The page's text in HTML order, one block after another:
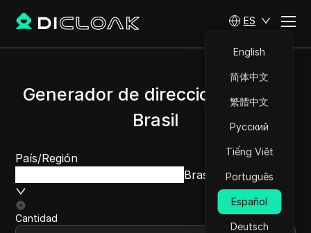
ES
English
简体中文
繁體中文
Русский
Tiếng Việt
Português
Español
Deutsch
Generador de direcciones IP de
Brasil
País/Región
Brasil
Cantidad